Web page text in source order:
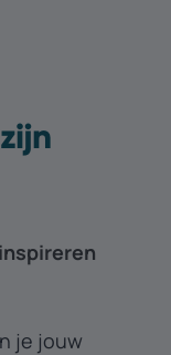
inspireren
je jouw